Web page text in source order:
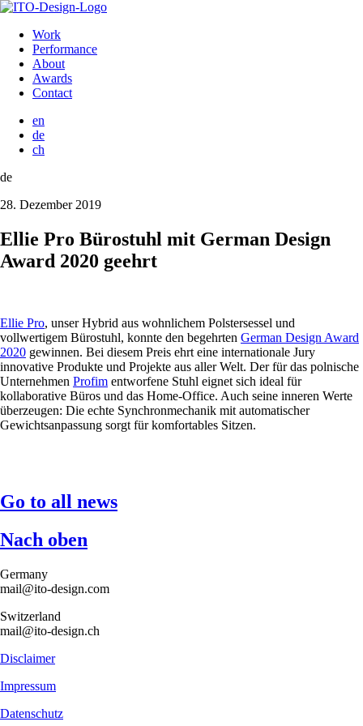
Work
Performance
About
Awards
Contact
en
de
ch
de
28. Dezember 2019
Ellie Pro Bürostuhl mit German Design
Award 2020 geehrt
Ellie Pro, unser Hybrid aus wohnlichem Polstersessel und
vollwertigem Bürostuhl, konnte den begehrten German Design Award
2020 gewinnen. Bei diesem Preis ehrt eine internationale Jury
innovative Produkte und Projekte aus aller Welt. Der für das polnische
Unternehmen Profim entworfene Stuhl eignet sich ideal für
kollaborative Büros und das Home-Office. Auch seine inneren Werte
überzeugen: Die echte Synchronmechanik mit automatischer
Gewichtsanpassung sorgt für komfortables Sitzen.
Go to all news
Nach oben
Germany
mail@ito-design.com
Switzerland
mail@ito-design.ch
Disclaimer
Impressum
Datenschutz